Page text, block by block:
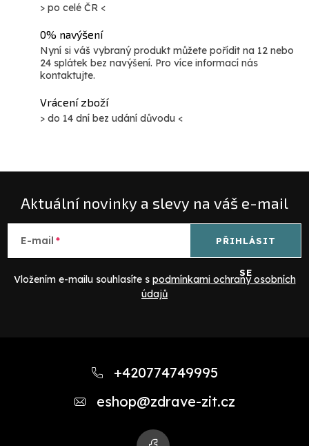
> po celé ČR <
0% navýšení
Nyní si váš vybraný produkt můžete pořídit na 12 nebo
24 splátek bez navýšení. Pro více informací nás
kontaktujte.
Vrácení zboží
> do 14 dní bez udání důvodu <
Aktuální novinky a slevy na váš e-mail
E-mail
Vložením e-mailu souhlasíte s podmínkami ochrany osobních
údajů
PŘIHLÁSIT
SE
+420774749995
eshop@zdrave-zit.cz